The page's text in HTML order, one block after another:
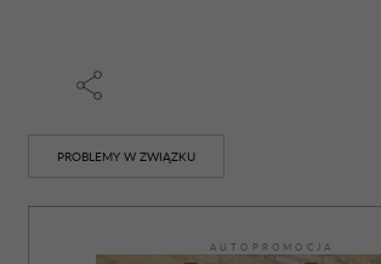
PROBLEMY W ZWIĄZKU
AUTOPROMOCJA